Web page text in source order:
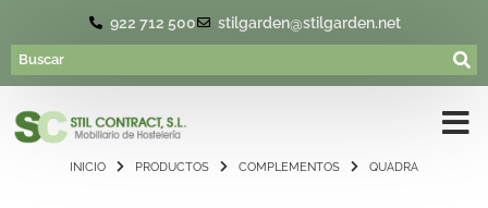
922 712 500 stilgarden@stilgarden.net
INICIO PRODUCTOS COMPLEMENTOS QUADRA